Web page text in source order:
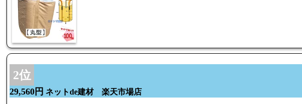
2位
29,560円 ネットde建材 楽天市場店